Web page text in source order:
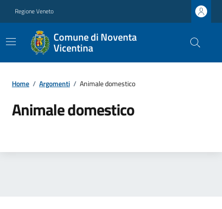
Regione Veneto
Comune di Noventa
Vicentina
Home / Argomenti / Animale domestico
Animale domestico